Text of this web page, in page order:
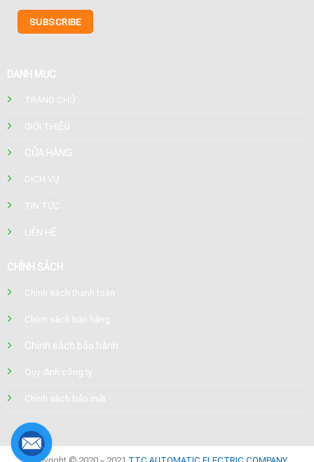
DANH MỤC
TRANG CHỦ
GIỚI THIỆU
CỬA HÀNG
DỊCH VỤ
TIN TỨC
LIÊN HỆ
CHÍNH SÁCH
Chính sách thanh toán
Chính sách bán hàng
Chính sách bảo hành
Quy định công ty
Chính sách bảo mật